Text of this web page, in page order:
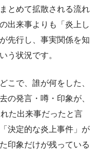
とめて拡散される流れ
出来事よりも「炎上し
先行し、事実関係を知
う状況です。
こで、誰が何をした、
の発言・噂・印象が、
た出来事だったと言
決定的な炎上事件」が
印象だけが残っている